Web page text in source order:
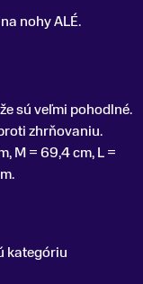
nohy ALÉ.
sú veľmi pohodlné.
zhrňovaniu.
M = 69,4 cm, L =
kategóriu